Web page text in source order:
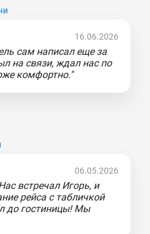
16.06.2026
сам написал еще за
на связи, ждал нас по
комфортно."
06.05.2026
встречал Игорь, и
рейса с табличкой
до гостиницы! Мы